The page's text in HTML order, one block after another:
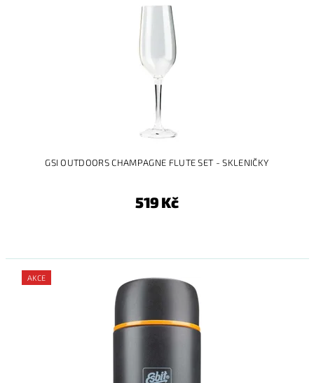
GSI OUTDOORS CHAMPAGNE FLUTE SET - SKLENIČKY
519 Kč
AKCE